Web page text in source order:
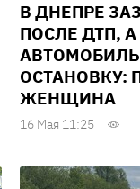
В ДНЕПРЕ
ПОСЛЕ ДТП,
ОСТАНОВКУ:
ЖЕНЩИНА
16 Мая 11:25